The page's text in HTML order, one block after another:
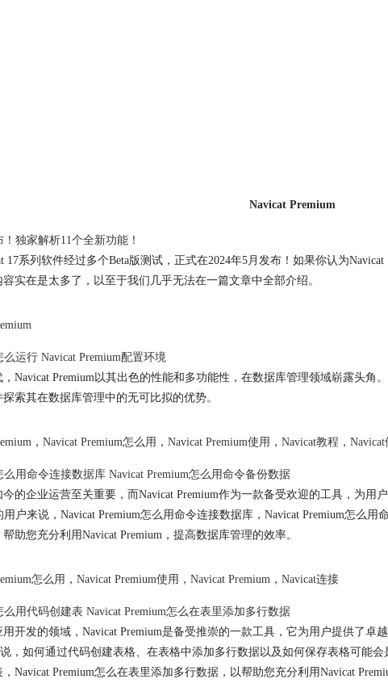
Navicat Premium
！独家解析11个全新功能！
17系列软件经过多个Beta版测试，正式在2024年5月发布！如果你认为
实在是太多了，以至于我们几乎无法在一篇文章中全部介绍。
么运行Navicat Premium配置环境
Navicat Premium以其出色的性能和多功能性，在数据库管理领域崭露头角
索其在数据库管理中的无可比拟的优势。
，Navicat Premium怎么用 ，Navicat Premium使用 ，Navicat教程 ，
么用命令连接数据库Navicat Premium怎么用命令备份数据
的企业运营至关重要，而Navicat Premium作为一款备受欢迎的工具，为用
用户来说，Navicat Premium怎么用命令连接数据库，Navicat Premium怎么用
助您充分利用Navicat Premium ，提高数据库管理的效率。
怎么用 ，Navicat Premium使用 ，Navicat Premium ，Navicat连接
么用代码创建表Navicat Premium怎么在表里添加多行数据
开发的领域，Navicat Premium是备受推崇的一款工具，它为用户提供了卓
，如何通过代码创建表格、在表格中添加多行数据以及如何保存表格可能
，Navicat Premium怎么在表里添加多行数据，以帮助您充分利用Navicat